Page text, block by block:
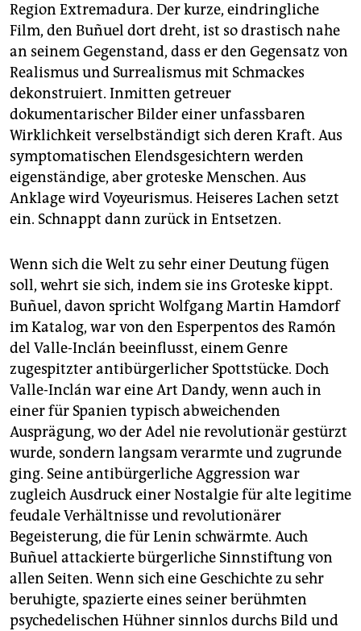
Region Extremadura. Der kurze, eindringliche
Film, den Buñuel dort dreht, ist so drastisch nahe
an seinem Gegenstand, dass er den Gegensatz von
Realismus und Surrealismus mit Schmackes
dekonstruiert. Inmitten getreuer
dokumentarischer Bilder einer unfassbaren
Wirklichkeit verselbständigt sich deren Kraft. Aus
symptomatischen Elendsgesichtern werden
eigenständige, aber groteske Menschen. Aus
Anklage wird Voyeurismus. Heiseres Lachen setzt
ein. Schnappt dann zurück in Entsetzen.
Wenn sich die Welt zu sehr einer Deutung fügen
soll, wehrt sie sich, indem sie ins Groteske kippt.
Buñuel, davon spricht Wolfgang Martin Hamdorf
im Katalog, war von den Esperpentos des Ramón
del Valle-Inclán beeinflusst, einem Genre
zugespitzter antibürgerlicher Spottstücke. Doch
Valle-Inclán war eine Art Dandy, wenn auch in
einer für Spanien typisch abweichenden
Ausprägung, wo der Adel nie revolutionär gestürzt
wurde, sondern langsam verarmte und zugrunde
ging. Seine antibürgerliche Aggression war
zugleich Ausdruck einer Nostalgie für alte legitime
feudale Verhältnisse und revolutionärer
Begeisterung, die für Lenin schwärmte. Auch
Buñuel attackierte bürgerliche Sinnstiftung von
allen Seiten. Wenn sich eine Geschichte zu sehr
beruhigte, spazierte eines seiner berühmten
psychedelischen Hühner sinnlos durchs Bild und